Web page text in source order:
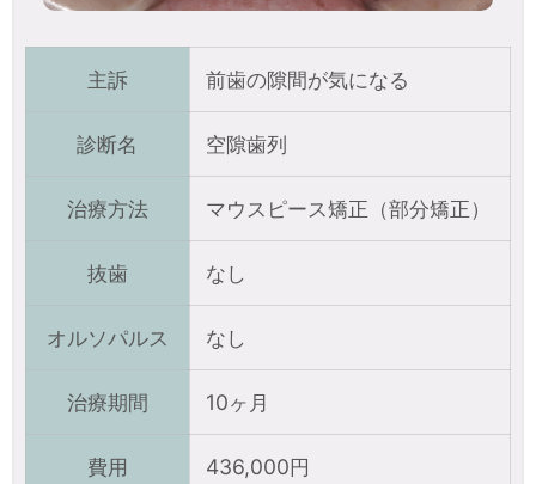
主訴 前歯の隙間が気になる
診断名 空隙歯列
治療方法 マウスピース矯正（部分矯正）
抜歯 なし
オルソパルス なし
治療期間 10ヶ月
費用 436,000円